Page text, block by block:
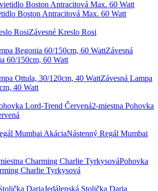
Boston Antracitová Max. 60 Watt
Závesné Kreslo Rosi
Závesná
60/150cm, 60 Watt
Závesná Lampa
40 Watt
2-miestna Pohovka
Nástenný Regál Mumbai
Pohovka
Charlie Tyrkysová
Jedálenská Stolička Daria